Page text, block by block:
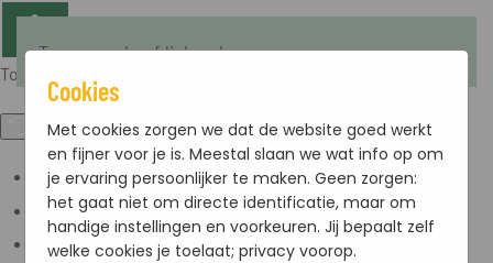
Toegankelijkheid
Kleuren omkeren
Monochroom
Donker contrast
Terug naar hoofdinhoud
Cookies
Met cookies zorgen we dat de website goed werkt
en fijner voor je is. Meestal slaan we wat info op om
je ervaring persoonlijker te maken. Geen zorgen:
het gaat niet om directe identificatie, maar om
handige instellingen en voorkeuren. Jij bepaalt zelf
welke cookies je toelaat; privacy voorop.